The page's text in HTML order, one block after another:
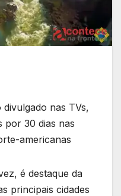
nas TVs,
por 30 dias nas
americanas
é destaque da
principais cidades